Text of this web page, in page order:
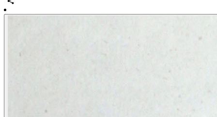
Forum Libre
@tarte.nuage-libre.fr